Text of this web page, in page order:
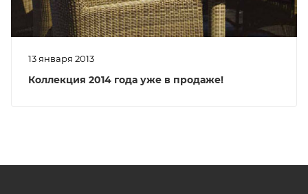
13 января 2013
Коллекция 2014 года уже в продаже!